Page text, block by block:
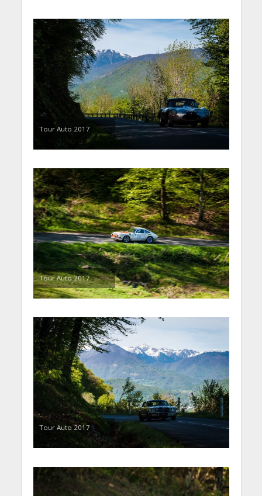
Tour Auto 2017
Tour Auto 2017
Tour Auto 2017